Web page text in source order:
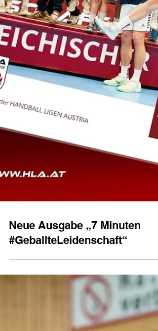
#GeballteLeidenschaft“